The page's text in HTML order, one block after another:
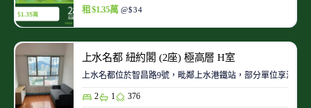
租 $1.35萬 @$34
上水名都 紐約閣 (2座) 極高層 H室
上水名都位於智昌路9號，毗鄰上水港鐵站，部分單位享泳
2 1 376